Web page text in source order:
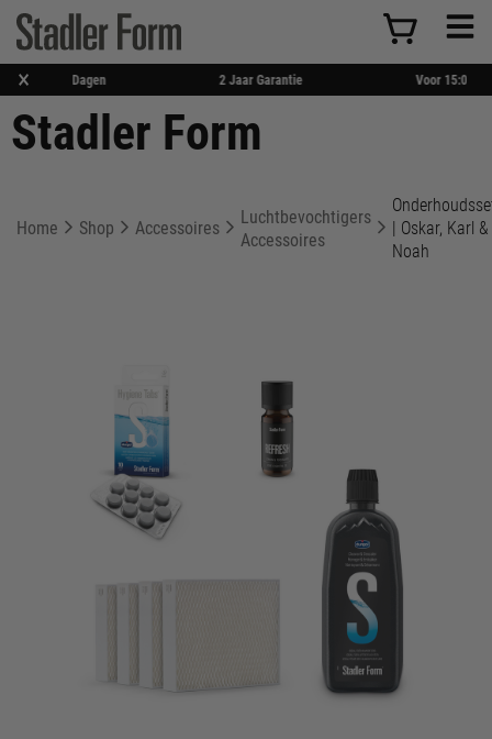
× Retourneren Binnen 14 Dagen
Stadler Form
Home Shop Accessoires
Luchtbevochtigers
Accessoires
| Oskar, Karl &
Noah